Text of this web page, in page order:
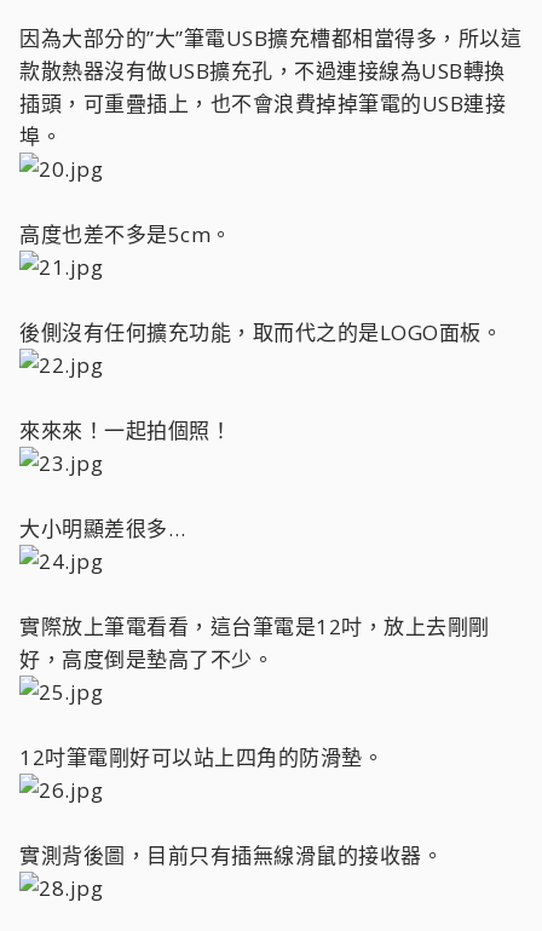
因為大部分的”大”筆電USB擴充槽都相當得多，所以這
款散熱器沒有做USB擴充孔，不過連接線為USB轉換
插頭，可重疊插上，也不會浪費掉掉筆電的USB連接
埠。
高度也差不多是5cm。
後側沒有任何擴充功能，取而代之的是LOGO面板。
來來來！一起拍個照！
大小明顯差很多…
實際放上筆電看看，這台筆電是12吋，放上去剛剛
好，高度倒是墊高了不少。
12吋筆電剛好可以站上四角的防滑墊。
實測背後圖，目前只有插無線滑鼠的接收器。